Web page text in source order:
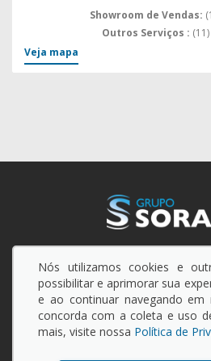
Showroom de Vendas:
Outros Serviços :
Veja mapa
© Copyright 2026 - Grupo Sorana - Todos os
Nós utilizamos cookies e
possibilitar e aprimorar sua
e ao continuar navegando em
concorda com a coleta e uso
mais, visite nossa Política de